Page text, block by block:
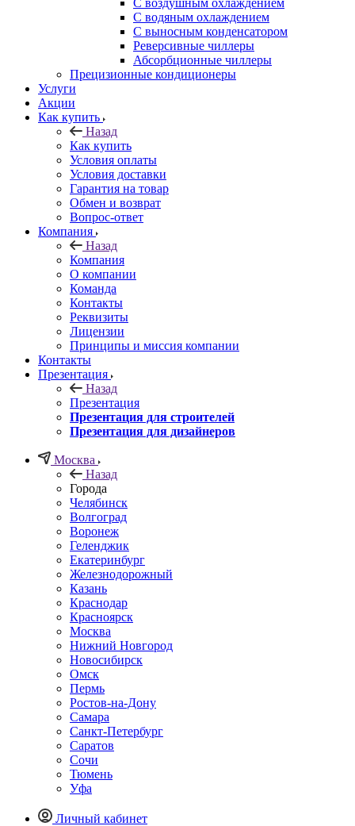
С воздушным охлаждением
С водяным охлаждением
С выносным конденсатором
Реверсивные чиллеры
Абсорбционные чиллеры
Прецизионные кондиционеры
Услуги
Акции
Как купить
Назад
Как купить
Условия оплаты
Условия доставки
Гарантия на товар
Обмен и возврат
Вопрос-ответ
Компания
Назад
Компания
О компании
Команда
Контакты
Реквизиты
Лицензии
Принципы и миссия компании
Контакты
Презентация
Назад
Презентация
Презентация для строителей
Презентация для дизайнеров
Москва
Назад
Города
Челябинск
Волгоград
Воронеж
Геленджик
Екатеринбург
Железнодорожный
Казань
Краснодар
Красноярск
Москва
Нижний Новгород
Новосибирск
Омск
Пермь
Ростов-на-Дону
Самара
Санкт-Петербург
Саратов
Сочи
Тюмень
Уфа
Личный кабинет